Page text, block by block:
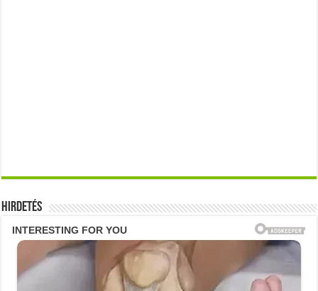
Hirdetés